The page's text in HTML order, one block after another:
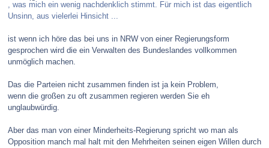
, was mich ein wenig nachdenklich stimmt. Für mich ist das eigentlich
Unsinn, aus vielerlei Hinsicht ...
ist wenn ich höre das bei uns in NRW von einer Regierungsform
gesprochen wird die ein Verwalten des Bundeslandes vollkommen
unmöglich machen.
Das die Parteien nicht zusammen finden ist ja kein Problem,
wenn die großen zu oft zusammen regieren werden Sie eh
unglaubwürdig.
Aber das man von einer Minderheits-Regierung spricht wo man als
Opposition manch mal halt mit den Mehrheiten seinen eigen Willen durch